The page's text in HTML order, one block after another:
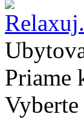
Priame